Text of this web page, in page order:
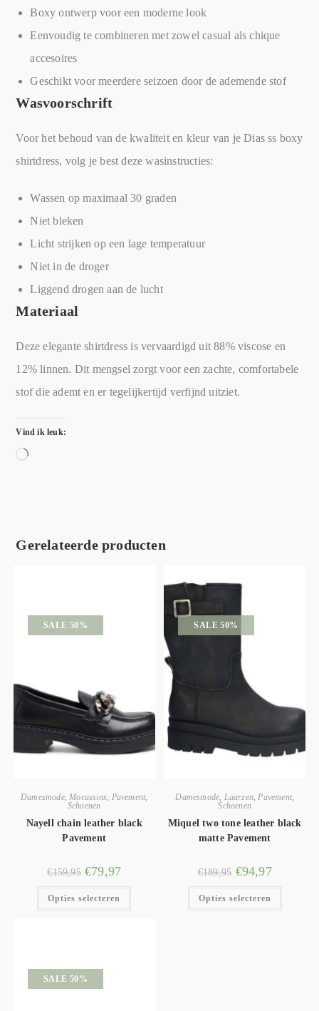
Boxy ontwerp voor een moderne look
Eenvoudig te combineren met zowel casual als chique
accesoires
Geschikt voor meerdere seizoen door de ademende stof
Wasvoorschrift
Voor het behoud van de kwaliteit en kleur van je Dias ss boxy
shirtdress, volg je best deze wasinstructies:
Wassen op maximaal 30 graden
Niet bleken
Licht strijken op een lage temperatuur
Niet in de droger
Liggend drogen aan de lucht
Materiaal
Deze elegante shirtdress is vervaardigd uit 88% viscose en
12% linnen. Dit mengsel zorgt voor een zachte, comfortabele
stof die ademt en er tegelijkertijd verfijnd uitziet.
Vind ik leuk:
Gerelateerde producten
SALE 50%
Damesmode, Mocassins Pavement,
Schoenen
Nayell chain leather black
Pavement
€159,95 €79,97
Opties selecteren
SALE 50%
Damesmode Laarzen Pavement,
Schoenen
Miquel two tone leather black
matte Pavement
€189,95 €94,97
Opties selecteren
SALE 50%